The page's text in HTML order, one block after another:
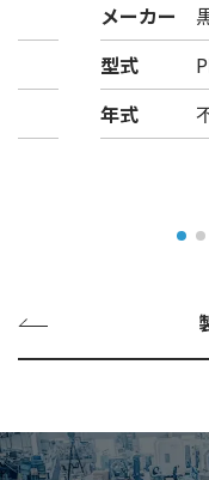
メーカー
型式
年式